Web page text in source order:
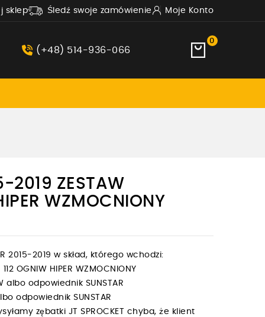
sklep Śledź swoje zamówienie Moje Konto
(+48) 514-936-066
0
2019 ZESTAW
WZMOCNIONY
2015-2019 w skład, którego wchodzi:
OGNIW HIPER WZMOCNIONY
albo odpowiednik SUNSTAR
odpowiednik SUNSTAR
zębatki JT SPROCKET chyba, że klient